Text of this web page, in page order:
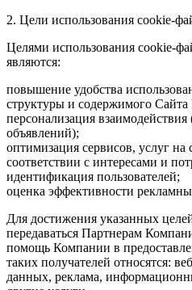
2. Цели использования cookie-
Целями использования cookie-
являются:
повышение удобства
структуры и содержимого
персонализация взаимодействия
объявлений);
оптимизация сервисов, услуг
соответствии с интересами и
идентификация пользователей;
оценка эффективности
Для достижения указанных
передаваться Партнерам
помощь Компании в
таких получателей относятся:
данных, реклама,